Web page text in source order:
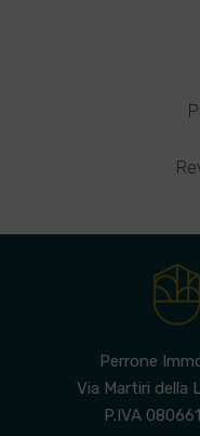
Perrone
Via Martiri della
P.IVA